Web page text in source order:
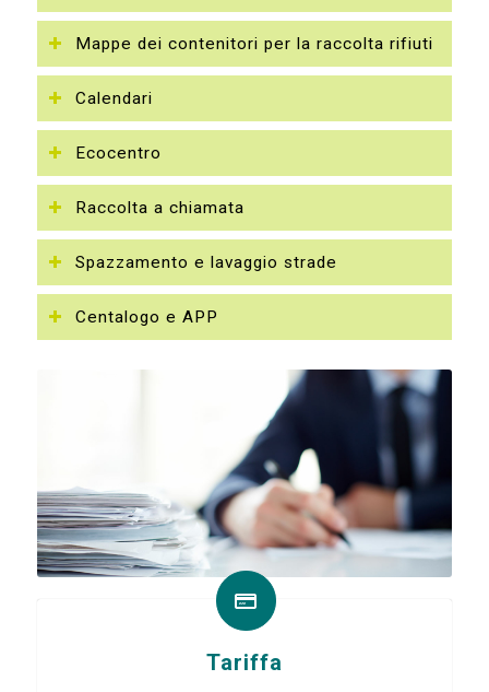
Mappe dei contenitori per la raccolta rifiuti
Calendari
Ecocentro
Raccolta a chiamata
Spazzamento e lavaggio strade
Centalogo e APP
Tariffa